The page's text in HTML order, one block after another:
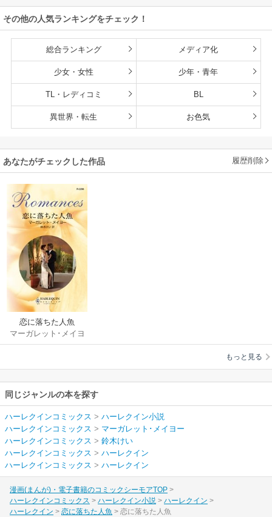
その他の人気ランキングをチェック！
総合ランキング メディア化
少女・女性 少年・青年
TL・レディコミ BL
異世界・転生 お色気
あなたがチェックした作品 履歴削除
恋に落ちた人魚
マーガレット･メイヨ
ー/鈴木けい
もっと見る
同じジャンルの本を探す
ハーレクインコミックス > ハーレクイン小説
ハーレクインコミックス > マーガレット･メイヨー
ハーレクインコミックス > 鈴木けい
ハーレクインコミックス > ハーレクイン
ハーレクインコミックス > ハーレクイン
漫画(まんが)・電子書籍のコミックシーモアTOP
ハーレクインコミックス
ハーレクイン小説
ハーレクイン
ハーレクイン
恋に落ちた人魚 恋に落ちた人魚